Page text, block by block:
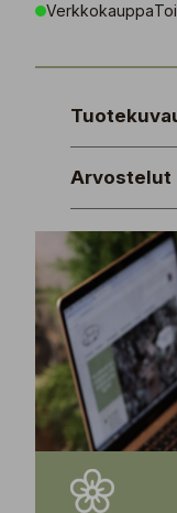
Verkkokauppa
Arvostelut